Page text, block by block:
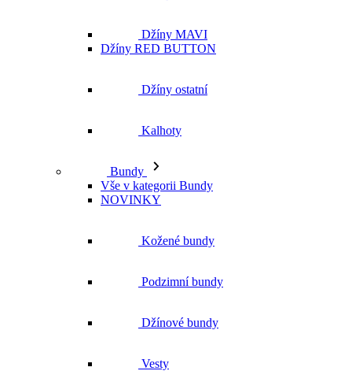
Džíny MAVI
Džíny RED BUTTON
Džíny ostatní
Kalhoty
Bundy
Vše v kategorii Bundy
NOVINKY
Kožené bundy
Podzimní bundy
Džínové bundy
Vesty